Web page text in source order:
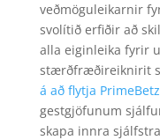
veðmöguleikarnir
svolítið erfiðir að
alla eiginleika fyrir
stærðfræðireiknirit
á að flytja
gestgjöfunum
skapa innra